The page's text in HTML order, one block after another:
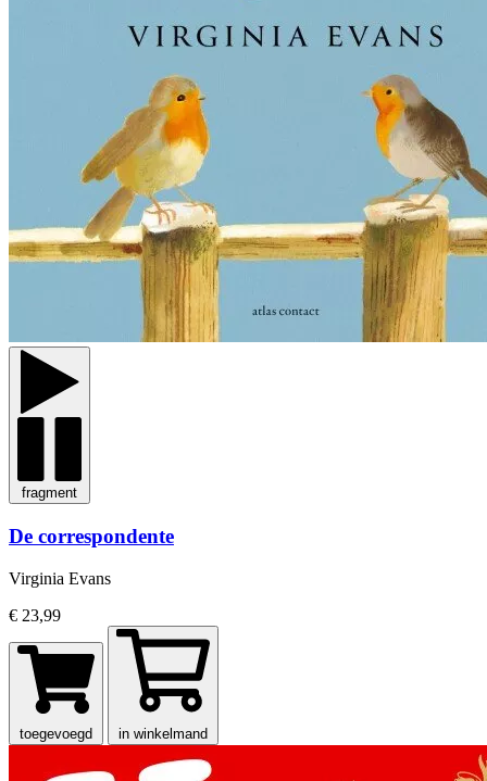
fragment
De correspondente
Virginia Evans
€ 23,99
toegevoegd in winkelmand